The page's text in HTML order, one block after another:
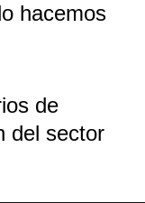
hacemos
de
del sector